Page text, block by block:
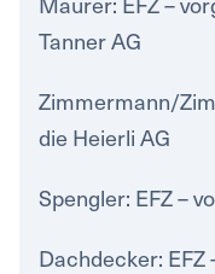
Tanner AG
Zimmermann/
die Heierli AG
Spengler: EFZ –
Dachdecker: